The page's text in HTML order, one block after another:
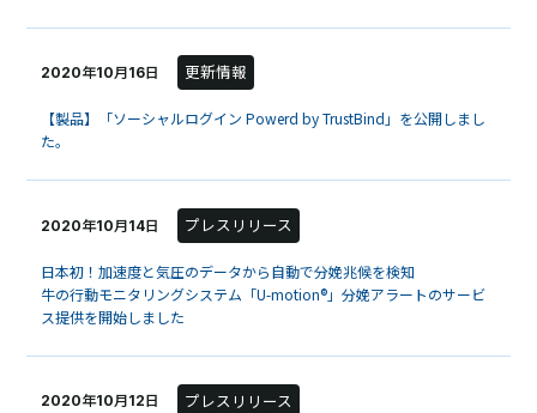
2020年10月16日 更新情報
【製品】「ソーシャルログイン Powerd by TrustBind」を公開しまし
た。
2020年10月14日 プレスリリース
日本初！加速度と気圧のデータから自動で分娩兆候を検知
牛の行動モニタリングシステム「U-motion®」分娩アラートのサービ
ス提供を開始しました
2020年10月12日 プレスリリース